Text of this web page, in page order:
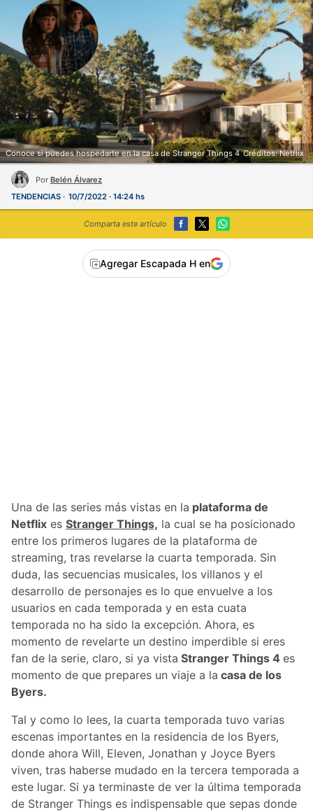
Conoce si puedes hospedarte en la casa de Stranger Things 4 Créditos: Netflix
Por Belén Álvarez
TENDENCIAS
10/7/2022 · 14:24 hs
Comparta este artículo
Agregar Escapada H en
Una de las series más vistas en la plataforma de
Netflix es Stranger Things, la cual se ha posicionado
entre los primeros lugares de la plataforma de
streaming, tras revelarse la cuarta temporada. Sin
duda, las secuencias musicales, los villanos y el
desarrollo de personajes es lo que envuelve a los
usuarios en cada temporada y en esta cuata
temporada no ha sido la excepción. Ahora, es
momento de revelarte un destino imperdible si eres
fan de la serie, claro, si ya vista Stranger Things 4 es
momento de que prepares un viaje a la casa de los
Byers.
Tal y como lo lees, la cuarta temporada tuvo varias
escenas importantes en la residencia de los Byers,
donde ahora Will, Eleven, Jonathan y Joyce Byers
viven, tras haberse mudado en la tercera temporada a
este lugar. Si ya terminaste de ver la última temporada
de Stranger Things es indispensable que sepas donde